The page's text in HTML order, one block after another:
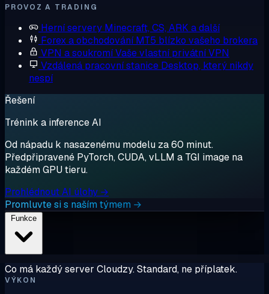
PROVOZ A TRADING
Herní servery Minecraft, CS, ARK a další
Forex a obchodování MT5 blízko vašeho brokera
VPN a soukromíVaše vlastní privátní VPN
Vzdálená pracovní stanice Desktop, který nikdy
nespí
Řešení
Trénink a inference AI
Od nápadu k nasazenému modelu za 60 minut.
Předpřipravené PyTorch, CUDA, vLLM a TGI image na
každém GPU tieru.
Prohlédnout AI úlohy →
Promluvte si s naším týmem →
Co má každý server Cloudzy. Standard, ne příplatek.
VÝKON